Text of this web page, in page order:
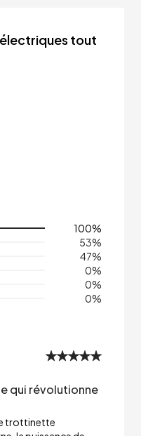
tout
100%
53%
47%
0%
0%
0%
qui révolutionne
trottinette